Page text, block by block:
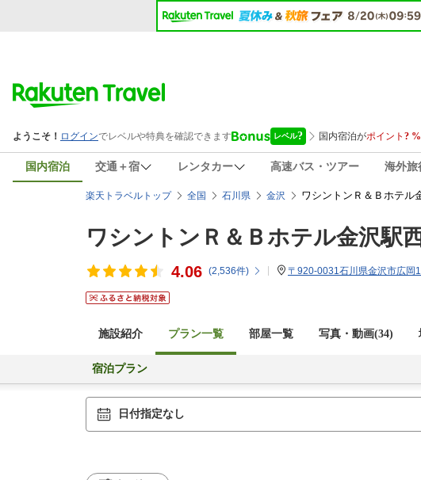
国内宿泊 交通＋宿 レンタカー 高速バス・ツアー 海外旅
楽天トラベルトップ 全国 石川県 金沢 ワシントンＲ＆Ｂホテル
ワシントンＲ＆Ｂホテル金沢駅
4.06 (2,536件) 〒920-0031石川県金沢市広岡
施設紹介 プラン一覧 部屋一覧 写真・動画(34)
宿泊プラン
日付指定なし